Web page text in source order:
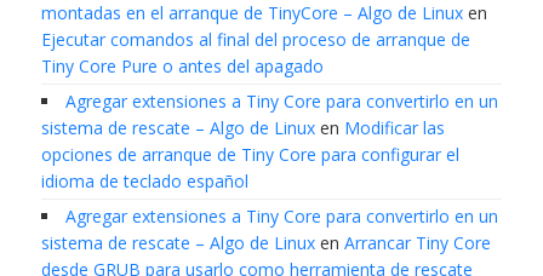
montadas en el arranque de TinyCore – Algo de Linuxen
Ejecutar comandos al final del proceso de arranque de
Tiny Core Pure o antes del apagado
Agregar extensiones a Tiny Core para convertirlo en un
sistema de rescate – Algo de Linuxen Modificar las
opciones de arranque de Tiny Core para configurar el
idioma de teclado español
Agregar extensiones a Tiny Core para convertirlo en un
sistema de rescate – Algo de Linuxen Arrancar Tiny Core
desde GRUB para usarlo como herramienta de rescate